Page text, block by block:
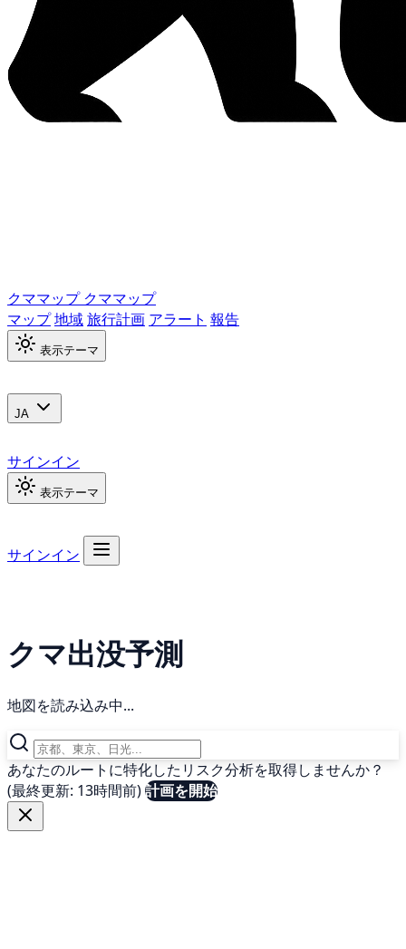
クママップ クママップ
マップ地域旅行計画 アラート 報告
表示テーマ
JA
サインイン
表示テーマ
サインイン
クマ出没予測
地図を読み込み中...
あなたのルートに特化したリスク分析を取得しませんか？
(最終更新: 13時間前)計画を開始